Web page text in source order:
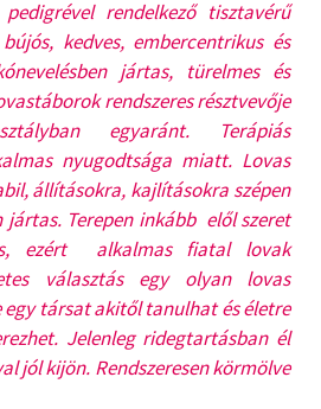
rendelkező tisztavérű
kedves, embercentrikus és
jártas, türelmes és
rendszeres résztvevője
egyaránt. Terápiás
nyugodtsága miatt. Lovas
állításokra, kajlításokra szépen
jártas. Terepen inkább elől szeret
ezért alkalmas fiatal lovak
választás egy olyan lovas
egy társat akitől tanulhat és életre
Jelenleg ridegtartásban él
jól kijön. Rendszeresen körmölve